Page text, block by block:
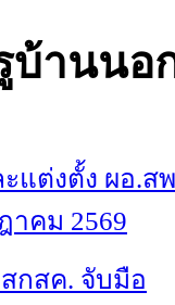
บ้านนอ
แต่งตั้ง ผอ.ส
าคม 2569
กสค. จับมือ